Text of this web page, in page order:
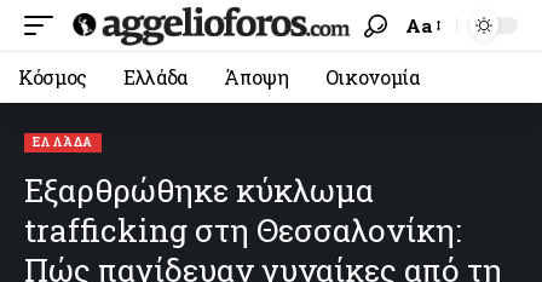
Aa
Κόσμος Ελλάδα Άποψη Οικονομία
ΕΛΛΆΔΑ
Εξαρθρώθηκε κύκλωμα
trafficking στη Θεσσαλονίκη:
Πώς παγίδευαν γυναίκες από τη